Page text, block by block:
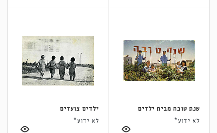
שנת טובה מבית ילדים
לא ידוע*
ילדים צועדים
לא ידוע*